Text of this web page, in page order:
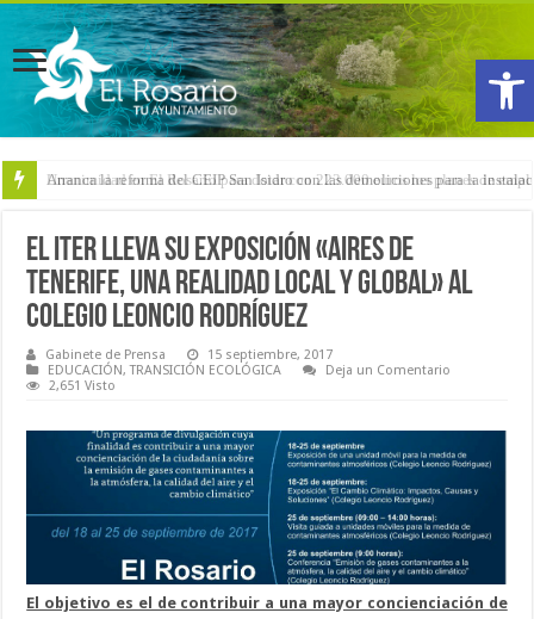
Arranca la reforma del CEIP San Isidro con las demoliciones para la
El ITER lleva su exposición «Aires de
Tenerife, una realidad local y global» al
colegio Leoncio Rodríguez
Gabinete de Prensa
15 septiembre, 2017
EDUCACIÓN,TRANSICIÓN ECOLÓGICA
Deja un Comentario
2,651 Visto
El objetivo es el de contribuir a una mayor concienciación de